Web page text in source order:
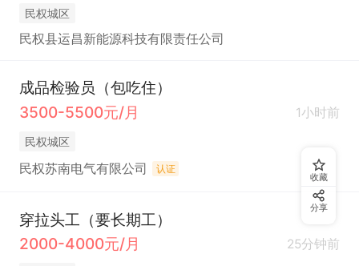
民权城区
民权县运昌新能源科技有限责任公司
成品检验员（包吃住）
3500-5500元/月
1小时前
民权城区
民权苏南电气有限公司 认证
穿拉头工（要长期工）
2000-4000元/月
25分钟前
收藏
分享